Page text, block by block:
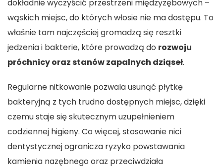
dokładnie wyczyścić przestrzeni międzyzębowych –
wąskich miejsc, do których włosie nie ma dostępu. To
właśnie tam najczęściej gromadzą się resztki
jedzenia i bakterie, które prowadzą do rozwoju
próchnicy oraz stanów zapalnych dziąseł.
Regularne nitkowanie pozwala usunąć płytkę
bakteryjną z tych trudno dostępnych miejsc, dzięki
czemu staje się skutecznym uzupełnieniem
codziennej higieny. Co więcej, stosowanie nici
dentystycznej ogranicza ryzyko powstawania
kamienia nazębnego oraz przeciwdziała